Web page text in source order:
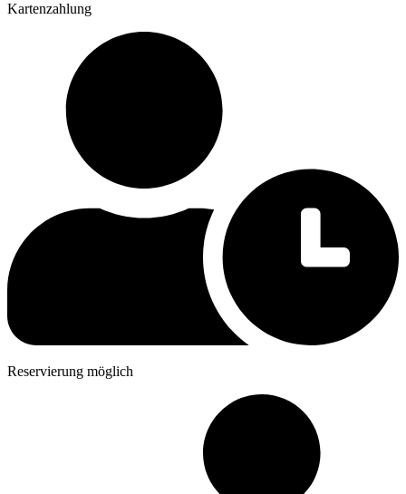
Kartenzahlung
Reservierung möglich